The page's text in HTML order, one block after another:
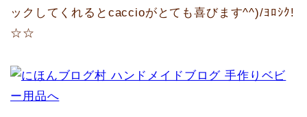
ックしてくれるとcaccioがとても喜びます^^)/ﾖﾛｼｸ!
☆☆